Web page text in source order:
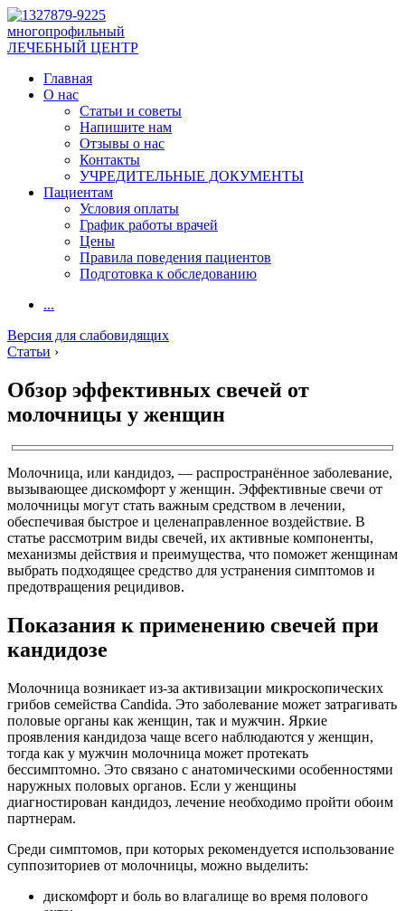
многопрофильный
ЛЕЧЕБНЫЙ ЦЕНТР
Главная
О нас
Статьи и советы
Напишите нам
Отзывы о нас
Контакты
УЧРЕДИТЕЛЬНЫЕ ДОКУМЕНТЫ
Пациентам
Условия оплаты
График работы врачей
Цены
Правила поведения пациентов
Подготовка к обследованию
...
Версия для слабовидящих
Статьи ›
Обзор эффективных свечей от
молочницы у женщин
Молочница, или кандидоз, — распространённое заболевание,
вызывающее дискомфорт у женщин. Эффективные свечи от
молочницы могут стать важным средством в лечении,
обеспечивая быстрое и целенаправленное воздействие. В
статье рассмотрим виды свечей, их активные компоненты,
механизмы действия и преимущества, что поможет женщинам
выбрать подходящее средство для устранения симптомов и
предотвращения рецидивов.
Показания к применению свечей при
кандидозе
Молочница возникает из-за активизации микроскопических
грибов семейства Candida. Это заболевание может затрагивать
половые органы как женщин, так и мужчин. Яркие
проявления кандидоза чаще всего наблюдаются у женщин,
тогда как у мужчин молочница может протекать
бессимптомно. Это связано с анатомическими особенностями
наружных половых органов. Если у женщины
диагностирован кандидоз, лечение необходимо пройти обоим
партнерам.
Среди симптомов, при которых рекомендуется использование
суппозиториев от молочницы, можно выделить:
дискомфорт и боль во влагалище во время полового